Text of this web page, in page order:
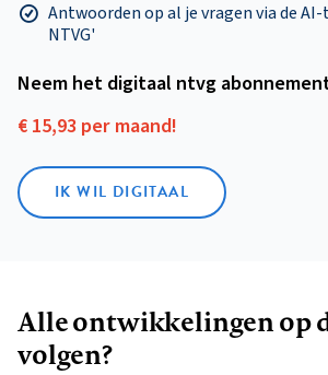
Antwoorden op al je vragen via de
NTVG'
Neem het digitaal ntvg
€ 15,93 per maand!
IK WIL DIGITAAL
Alle ontwikkelingen op
volgen?